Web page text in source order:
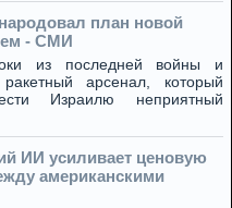
план новой
- СМИ
из последней войны и
арсенал, который
Израилю неприятный
ИИ усиливает ценовую
американскими